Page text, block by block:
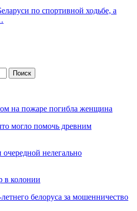
по спортивной ходьбе, а
на пожаре погибла женщина
могло помочь древним
нелегально
в колонии
белоруса за мошенничество